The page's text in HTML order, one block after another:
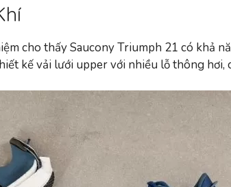
cho thấy Saucony Triumph 21 có khả
kế vải lưới upper với nhiều lỗ thông